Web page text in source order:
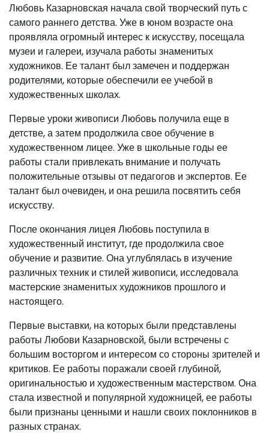
Любовь Казарновская начала свой творческий путь с
самого раннего детства. Уже в юном возрасте она
проявляла огромный интерес к искусству, посещала
музеи и галереи, изучала работы знаменитых
художников. Ее талант был замечен и поддержан
родителями, которые обеспечили ее учебой в
художественных школах.
Первые уроки живописи Любовь получила еще в
детстве, а затем продолжила свое обучение в
художественном лицее. Уже в школьные годы ее
работы стали привлекать внимание и получать
положительные отзывы от педагогов и экспертов. Ее
талант был очевиден, и она решила посвятить себя
искусству.
После окончания лицея Любовь поступила в
художественный институт, где продолжила свое
обучение и развитие. Она углублялась в изучение
различных техник и стилей живописи, исследовала
мастерские знаменитых художников прошлого и
настоящего.
Первые выставки, на которых были представлены
работы Любови Казарновской, были встречены с
большим восторгом и интересом со стороны зрителей и
критиков. Ее работы поражали своей глубиной,
оригинальностью и художественным мастерством. Она
стала известной и популярной художницей, ее работы
были признаны ценными и нашли своих поклонников в
разных странах.